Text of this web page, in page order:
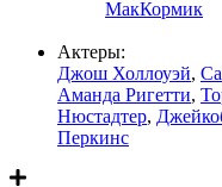
МакКормик
Актеры:
Джош Холлоуэй,
Аманда Ригетти,
Нюстадтер,
Перкинс